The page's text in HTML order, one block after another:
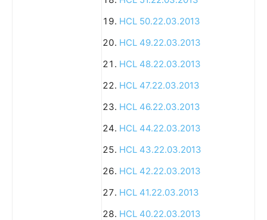
HCL 50.22.03.2013
HCL 49.22.03.2013
HCL 48.22.03.2013
HCL 47.22.03.2013
HCL 46.22.03.2013
HCL 44.22.03.2013
HCL 43.22.03.2013
HCL 42.22.03.2013
HCL 41.22.03.2013
HCL 40.22.03.2013